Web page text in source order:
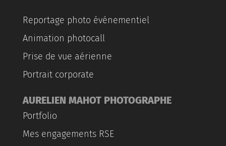
Reportage photo événementiel
Animation photocall
Prise de vue aérienne
Portrait corporate
AURELIEN MAHOT PHOTOGRAPHE
Portfolio
Mes engagements RSE